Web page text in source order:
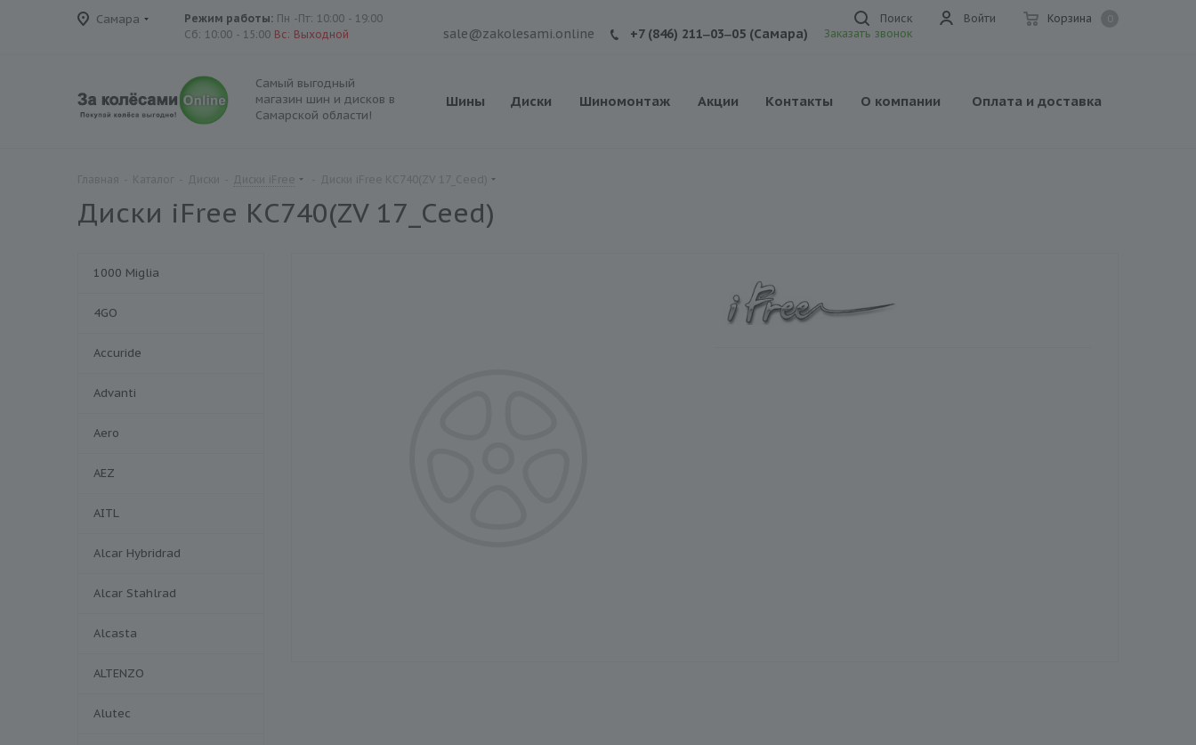
Самара Корзина
Войти
Режим работы: Пн -Пт: 10:00 - 19:00
Сб: 10:00 - 15:00 Вс: Выходной
Поиск
sale@zakolesami.online +7 (846) 211‒03‒05 (Самара) Заказать звонок
Самый выгодный
магазин шин и дисков в
Самарской области!
Шины Диски Шиномонтаж Акции Контакты О компании Оплата и доставка
Диски iFree КС740(ZV 17_Ceed)
1000 Miglia
4GO
Accuride
Advanti
Aero
AEZ
AITL
Alcar Hybridrad
Alcar Stahlrad
Alcasta
ALTENZO
Alutec